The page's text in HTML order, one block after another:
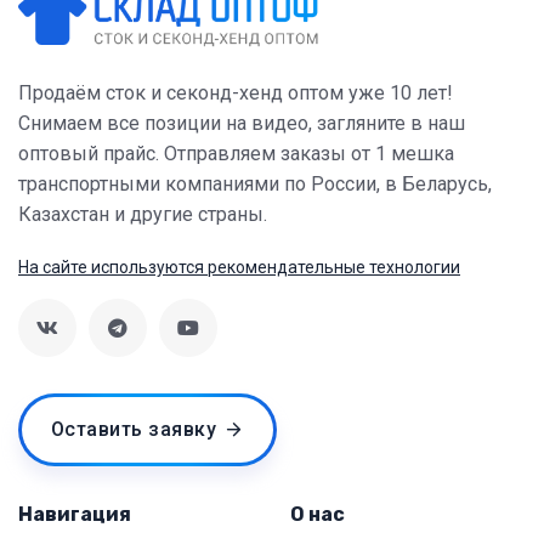
Продаём сток и секонд-хенд оптом уже 10 лет!
Снимаем все позиции на видео, загляните в наш
оптовый прайс. Отправляем заказы от 1 мешка
транспортными компаниями по России, в Беларусь,
Казахстан и другие страны.
На сайте используются рекомендательные технологии
Оставить заявку
Навигация О нас